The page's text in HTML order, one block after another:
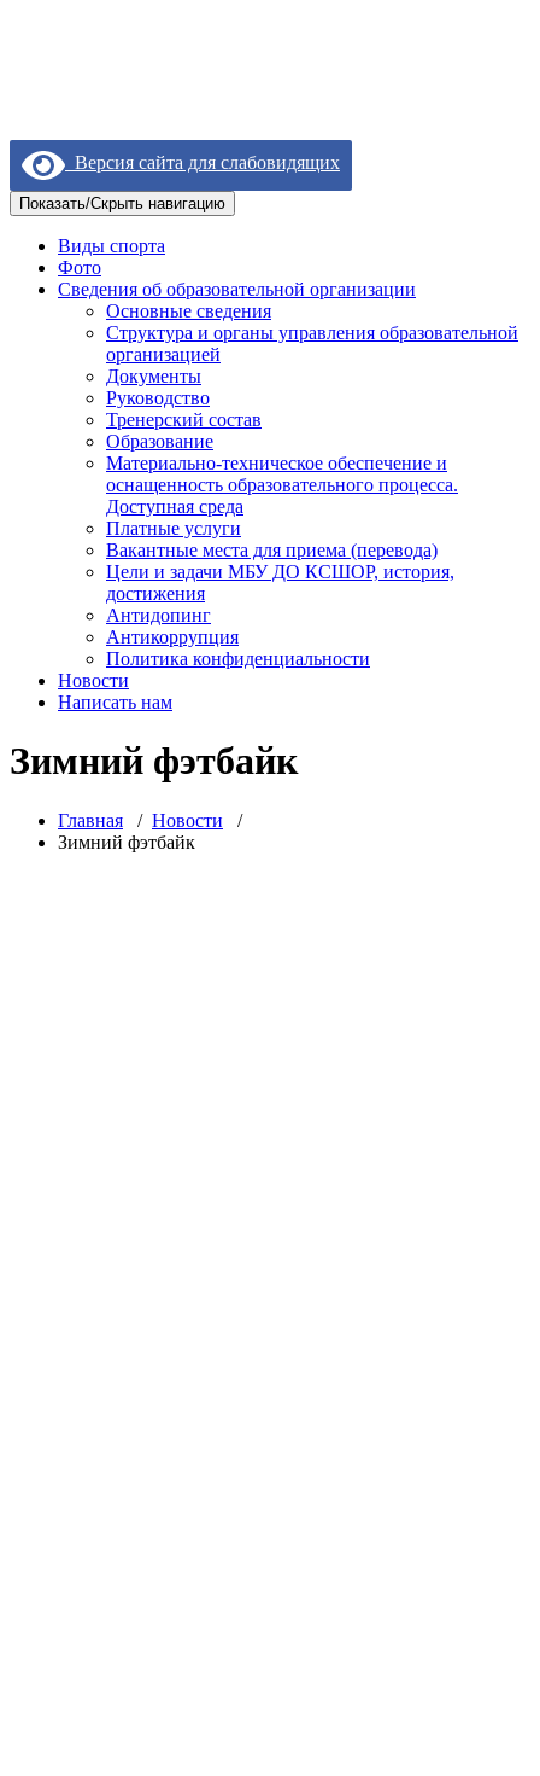
Версия сайта для слабовидящих
Показать/Скрыть навигацию
Виды спорта
Фото
Сведения об образовательной организации
Основные сведения
Структура и органы управления образовательной
организацией
Документы
Руководство
Тренерский состав
Образование
Материально-техническое обеспечение и
оснащенность образовательного процесса.
Доступная среда
Платные услуги
Вакантные места для приема (перевода)
Цели и задачи МБУ ДО КСШОР, история,
достижения
Антидопинг
Антикоррупция
Политика конфиденциальности
Новости
Написать нам
Зимний фэтбайк
Главная / Новости /
Зимний фэтбайк